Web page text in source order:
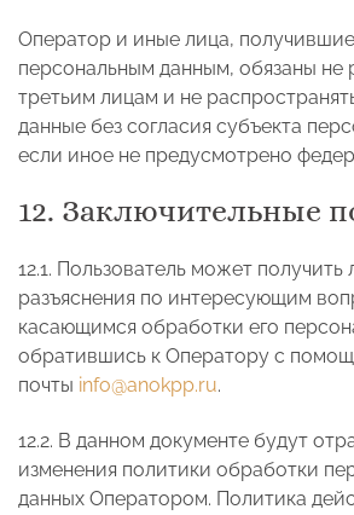
Оператор и иные лица,
персональным данным, обязаны не
третьим лицам и не
данные без согласия субъекта
если иное не предусмотрено
12. Заключительные
12.1. Пользователь может
разъяснения по интересующим
касающимся обработки его
обратившись к Оператору с
почты info@anokpp.ru.
12.2. В данном документе будут
изменения политики обработки
данных Оператором. Политика